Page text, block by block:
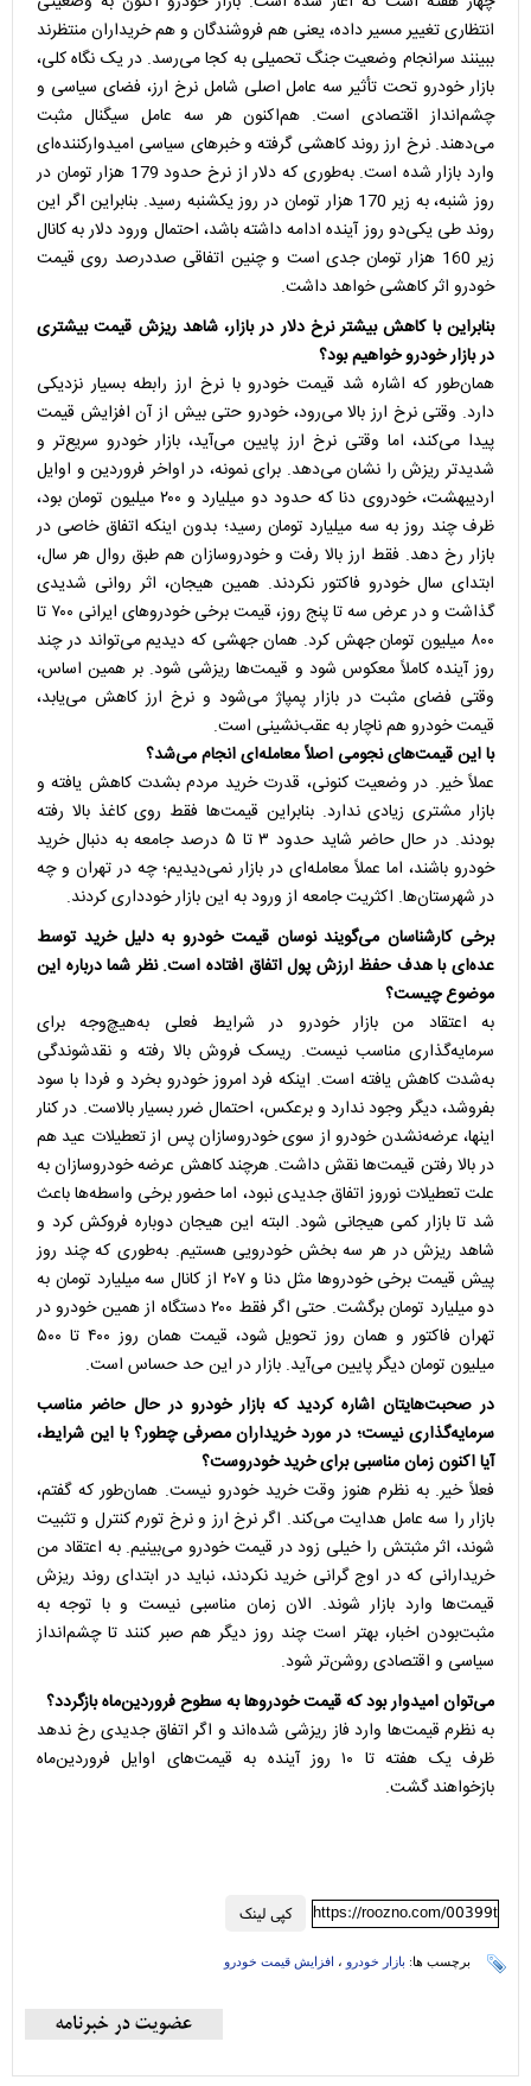
انتظاری تغییر مسیر داده، یعنی هم فروشندگان و هم خریداران منتظرند
ببینند سرانجام وضعیت جنگ تحمیلی به کجا می‌رسد. در یک نگاه کلی،
بازار خودرو تحت تأثیر سه عامل اصلی شامل نرخ ارز، فضای سیاسی و
چشم‌انداز اقتصادی است. هم‌اکنون هر سه عامل سیگنال مثبت
می‌دهند. نرخ ارز روند کاهشی گرفته و خبرهای سیاسی امیدوارکننده‌ای
وارد بازار شده است. به‌طوری که دلار از نرخ حدود 179 هزار تومان در
روز شنبه، به زیر 170 هزار تومان در روز یکشنبه رسید. بنابراین اگر این
روند طی یکی‌دو روز آینده ادامه داشته باشد، احتمال ورود دلار به کانال
زیر 160 هزار تومان جدی است و چنین اتفاقی صددرصد روی قیمت
خودرو اثر کاهشی خواهد داشت.
بنابراین با کاهش بیشتر نرخ دلار در بازار، شاهد ریزش قیمت بیشتری
در بازار خودرو خواهیم بود؟
همان‌طور که اشاره شد قیمت خودرو با نرخ ارز رابطه بسیار نزدیکی
دارد. وقتی نرخ ارز بالا می‌رود، خودرو حتی بیش از آن افزایش قیمت
پیدا می‌کند، اما وقتی نرخ ارز پایین می‌آید، بازار خودرو سریع‌تر و
شدیدتر ریزش را نشان می‌دهد. برای نمونه، در اواخر فروردین و اوایل
اردیبهشت، خودروی دنا که حدود دو میلیارد و ۲۰۰ میلیون تومان بود،
ظرف چند روز به سه میلیارد تومان رسید؛ بدون اینکه اتفاق خاصی در
بازار رخ دهد. فقط ارز بالا رفت و خودروسازان هم طبق روال هر سال،
ابتدای سال خودرو فاکتور نکردند. همین هیجان، اثر روانی شدیدی
گذاشت و در عرض سه تا پنج روز، قیمت برخی خودروهای ایرانی ۷۰۰ تا
۸۰۰ میلیون تومان جهش کرد. همان جهشی که دیدیم می‌تواند در چند
روز آینده کاملاً معکوس شود و قیمت‌ها ریزشی شود. بر همین اساس،
وقتی فضای مثبت در بازار پمپاژ می‌شود و نرخ ارز کاهش می‌یابد،
قیمت خودرو هم ناچار به عقب‌نشینی است.
با این قیمت‌های نجومی اصلاً معامله‌ای انجام می‌شد؟
عملاً خیر. در وضعیت کنونی، قدرت خرید مردم بشدت کاهش یافته و
بازار مشتری زیادی ندارد. بنابراین قیمت‌ها فقط روی کاغذ بالا رفته
بودند. در حال حاضر شاید حدود ۳ تا ۵ درصد جامعه به دنبال خرید
خودرو باشند، اما عملاً معامله‌ای در بازار نمی‌دیدیم؛ چه در تهران و چه
در شهرستان‌ها. اکثریت جامعه از ورود به این بازار خودداری کردند.
برخی کارشناسان می‌گویند نوسان قیمت خودرو به دلیل خرید توسط
عده‌ای با هدف حفظ ارزش پول اتفاق افتاده است. نظر شما درباره این
موضوع چیست؟
به اعتقاد من بازار خودرو در شرایط فعلی به‌هیچ‌وجه برای
سرمایه‌گذاری مناسب نیست. ریسک فروش بالا رفته و نقدشوندگی
به‌شدت کاهش یافته است. اینکه فرد امروز خودرو بخرد و فردا با سود
بفروشد، دیگر وجود ندارد و برعکس، احتمال ضرر بسیار بالاست. در کنار
اینها، عرضه‌نشدن خودرو از سوی خودروسازان پس از تعطیلات عید هم
در بالا رفتن قیمت‌ها نقش داشت. هرچند کاهش عرضه خودروسازان به
علت تعطیلات نوروز اتفاق جدیدی نبود، اما حضور برخی واسطه‌ها باعث
شد تا بازار کمی هیجانی شود. البته این هیجان دوباره فروکش کرد و
شاهد ریزش در هر سه بخش خودرویی هستیم. به‌طوری که چند روز
پیش قیمت برخی خودروها مثل دنا و ۲۰۷ از کانال سه میلیارد تومان به
دو میلیارد تومان برگشت. حتی اگر فقط ۲۰۰ دستگاه از همین خودرو در
تهران فاکتور و همان روز تحویل شود، قیمت همان روز ۴۰۰ تا ۵۰۰
میلیون تومان دیگر پایین می‌آید. بازار در این حد حساس است.
در صحبت‌هایتان اشاره کردید که بازار خودرو در حال حاضر مناسب
سرمایه‌گذاری نیست؛ در مورد خریداران مصرفی چطور؟ با این شرایط،
آیا اکنون زمان مناسبی برای خرید خودروست؟
فعلاً خیر. به نظرم هنوز وقت خرید خودرو نیست. همان‌طور که گفتم،
بازار را سه عامل هدایت می‌کند. اگر نرخ ارز و نرخ تورم کنترل و تثبیت
شوند، اثر مثبتش را خیلی زود در قیمت خودرو می‌بینیم. به اعتقاد من
خریدارانی که در اوج گرانی خرید نکردند، نباید در ابتدای روند ریزش
قیمت‌ها وارد بازار شوند. الان زمان مناسبی نیست و با توجه به
مثبت‌بودن اخبار، بهتر است چند روز دیگر هم صبر کنند تا چشم‌انداز
سیاسی و اقتصادی روشن‌تر شود.
می‌توان امیدوار بود که قیمت خودروها به سطوح فروردین‌ماه بازگردد؟
به نظرم قیمت‌ها وارد فاز ریزشی شده‌اند و اگر اتفاق جدیدی رخ ندهد
ظرف یک هفته تا ۱۰ روز آینده به قیمت‌های اوایل فروردین‌ماه
بازخواهند گشت.
کپی لینک https://roozno.com/00399t
برچسب ها: بازار خودرو ، افزایش قیمت خودرو